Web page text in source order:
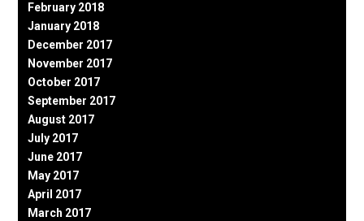
February 2018
January 2018
December 2017
November 2017
October 2017
September 2017
August 2017
July 2017
June 2017
May 2017
April 2017
March 2017